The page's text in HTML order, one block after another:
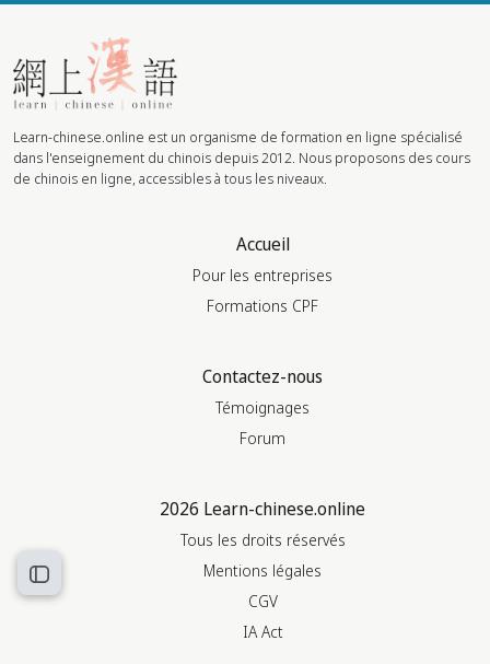
Ouvrir l’index du cours
Learn-chinese.online est un organisme de formation en ligne spécialisé
dans l'enseignement du chinois depuis 2012. Nous proposons des cours
de chinois en ligne, accessibles à tous les niveaux.
Accueil
Pour les entreprises
Formations CPF
Contactez-nous
Témoignages
Forum
2026 Learn-chinese.online
Tous les droits réservés
Mentions légales
CGV
IA Act